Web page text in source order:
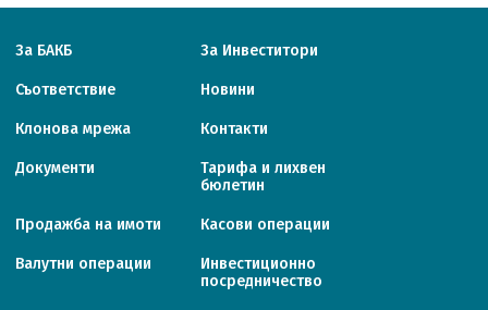
За БАКБ За Инвеститори
Съответствие Новини
Клонова мрежа Контакти
Документи
Тарифa и лихвен
бюлетин
Продажба на имоти Касови операции
Валутни операции
Инвестиционно
посредничество